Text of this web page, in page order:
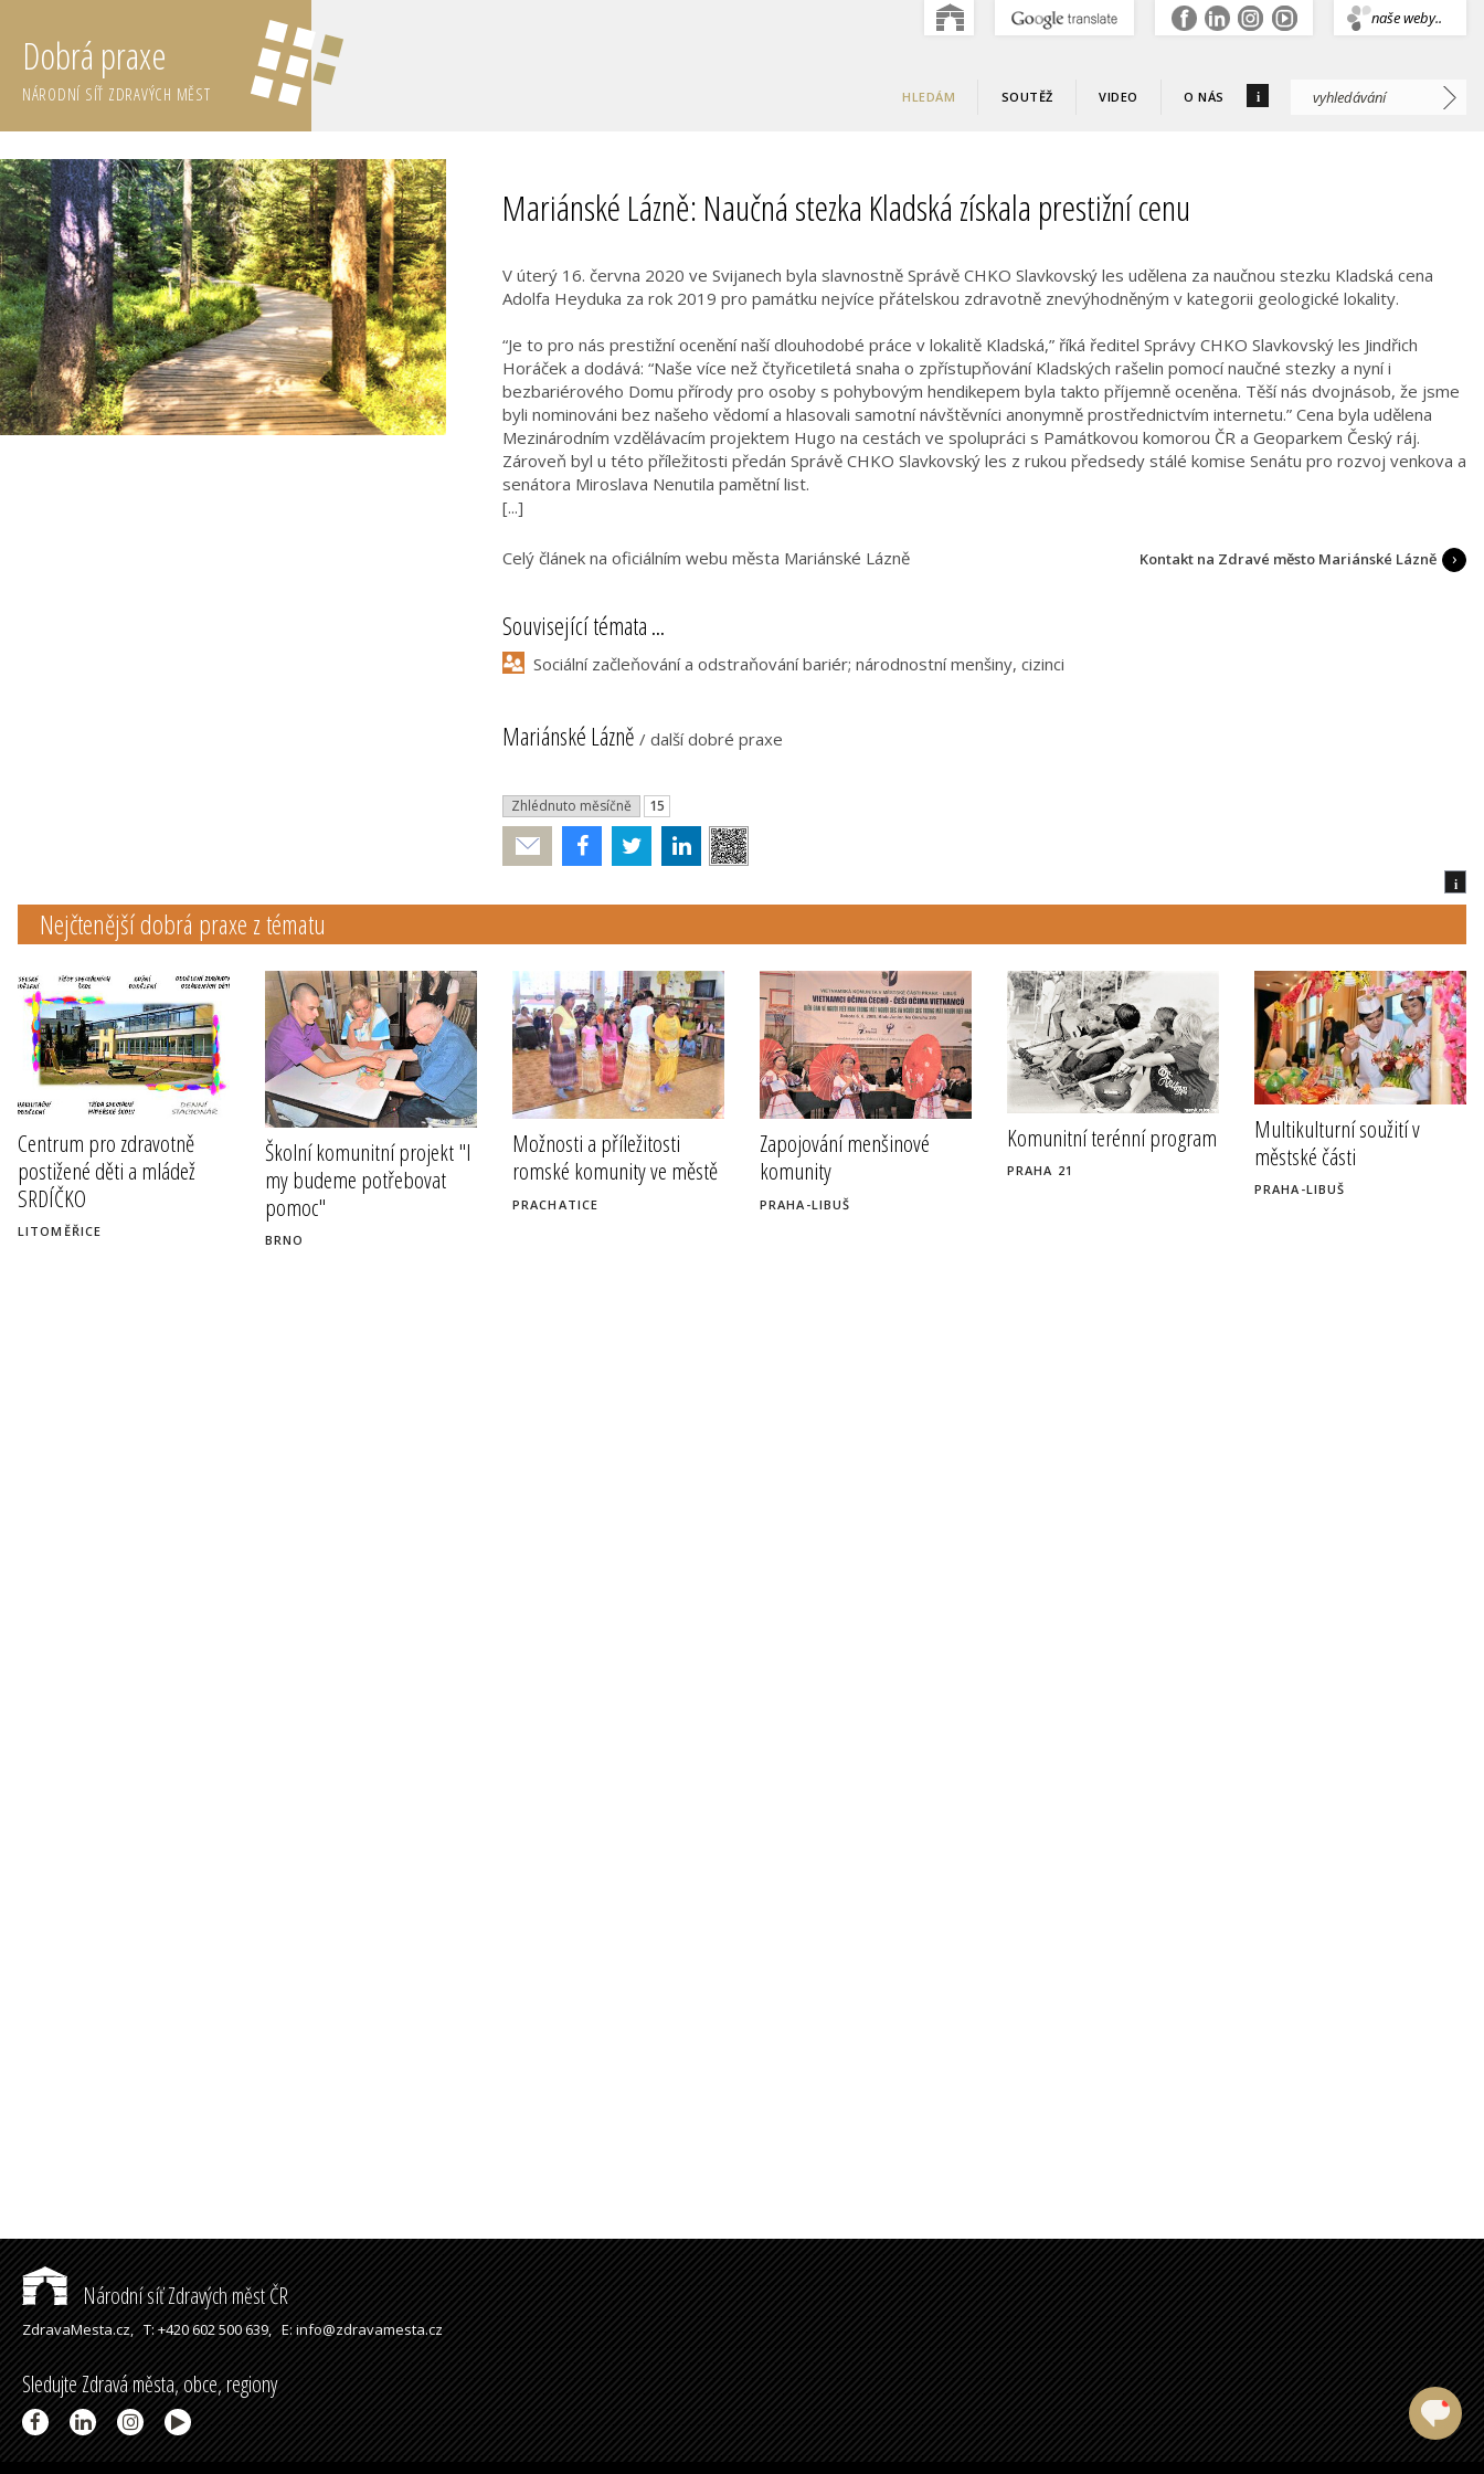
naše weby..
.
Dobrá praxe
NÁRODNÍ SÍŤ ZDRAVÝCH MĚST HLEDÁM SOUTĚŽ VIDEO O NÁS i
Mariánské Lázně: Naučná stezka Kladská získala prestižní cenu
V úterý 16. června 2020 ve Svijanech byla slavnostně Správě CHKO Slavkovský les udělena za naučnou stezku Kladská cena
Adolfa Heyduka za rok 2019 pro památku nejvíce přátelskou zdravotně znevýhodněným v kategorii geologické lokality.
“Je to pro nás prestižní ocenění naší dlouhodobé práce v lokalitě Kladská,” říká ředitel Správy CHKO Slavkovský les Jindřich
Horáček a dodává: “Naše více než čtyřicetiletá snaha o zpřístupňování Kladských rašelin pomocí naučné stezky a nyní i
bezbariérového Domu přírody pro osoby s pohybovým hendikepem byla takto příjemně oceněna. Těší nás dvojnásob, že jsme
byli nominováni bez našeho vědomí a hlasovali samotní návštěvníci anonymně prostřednictvím internetu.” Cena byla udělena
Mezinárodním vzdělávacím projektem Hugo na cestách ve spolupráci s Památkovou komorou ČR a Geoparkem Český ráj.
Zároveň byl u této příležitosti předán Správě CHKO Slavkovský les z rukou předsedy stálé komise Senátu pro rozvoj venkova a
senátora Miroslava Nenutila pamětní list.
[...]
Celý článek na oficiálním webu města Mariánské Lázně Kontakt na Zdravé město Mariánské Lázně
Související témata ...
Sociální začleňování a odstraňování bariér; národnostní menšiny, cizinci
Mariánské Lázně / další dobré praxe
Zhlédnuto měsíčně 15
Poslat
i
Nejčtenější dobrá praxe z tématu
Centrum pro zdravotně
postižené děti a mládež
SRDÍČKO
LITOMĚŘICE
Školní komunitní projekt "I
my budeme potřebovat
pomoc"
BRNO
Možnosti a příležitosti
romské komunity ve městě
PRACHATICE
Zapojování menšinové
komunity
PRAHA-LIBUŠ
Komunitní terénní program
PRAHA 21
Multikulturní soužití v
městské části
PRAHA-LIBUŠ
Národní síť Zdravých měst ČR
ZdravaMesta.cz,T: +420 602 500 639,E: info@zdravamesta.cz
Sledujte Zdravá města, obce, regiony